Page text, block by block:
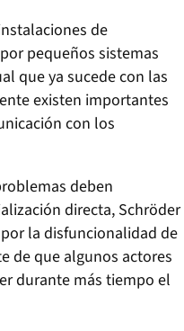
de
pequeños sistemas
que ya sucede con las
existen importantes
con los
deben
directa, Schröder
la disfuncionalidad de
de que algunos actores
durante más tiempo el